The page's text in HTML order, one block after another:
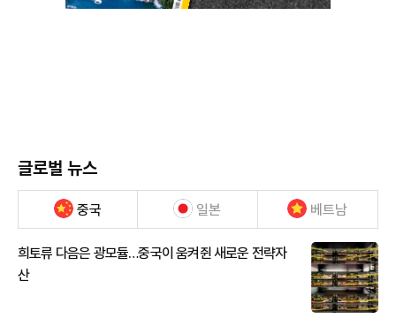
글로벌 뉴스
중국 일본 베트남
희토류 다음은 광모듈…중국이 움켜쥔 새로운 전략자
산